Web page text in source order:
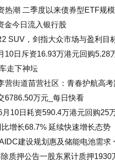
热潮 二季度以来债券型ETF规
金今日流入银行股
SUV，剑指大众市场与盈利目
10日斥资16.93万港元回购5.28
走下神坛
营街道苗营社区：青春护航高
6786.50万元_每日快看
10日耗资590.4万港元回购25
增长68.7% 延续快速增长态势
建设规划惠及储能电池需求
质押公告一股东累计质押1930